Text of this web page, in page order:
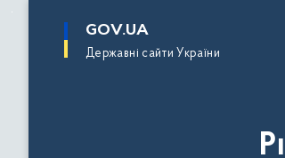
основного
GOV.UA
Державні сайти України